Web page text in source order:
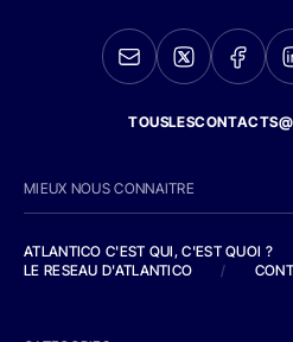
MIEUX NOUS CONNAITRE
ATLANTICO C'EST QUI, C'EST QUOI ?
LE RESEAU D'ATLANTICO
/